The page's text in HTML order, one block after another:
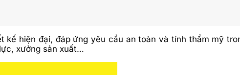
kế hiện đại, đáp ứng yêu cầu an toàn và tính thẩm mỹ
xưởng sản xuất…